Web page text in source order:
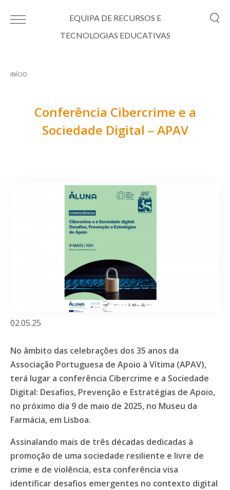
EQUIPA DE RECURSOS E
TECNOLOGIAS EDUCATIVAS
INÍCIO
Conferência Cibercrime e a
Sociedade Digital – APAV
02.05.25
No âmbito das celebrações dos 35 anos da
Associação Portuguesa de Apoio à Vítima (APAV),
terá lugar a conferência Cibercrime e a Sociedade
Digital: Desafios, Prevenção e Estratégias de Apoio,
no próximo dia 9 de maio de 2025, no Museu da
Farmácia, em Lisboa.
Assinalando mais de três décadas dedicadas à
promoção de uma sociedade resiliente e livre de
crime e de violência, esta conferência visa
identificar desafios emergentes no contexto digital